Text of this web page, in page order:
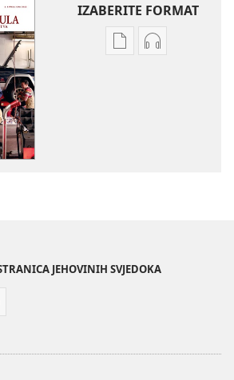
IZABERITE FORMAT
PostavkePostavke
JEHOVINIH SVJEDOKA